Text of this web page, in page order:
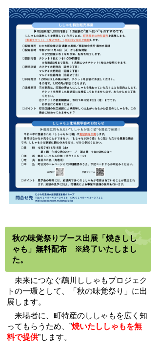
秋の味覚祭りブース出展「焼きしし
ゃも」無料配布 ※終了いたしまし
た。
未来につなぐ鵡川ししゃもプロジェク
トの一環として、「秋の味覚祭り」に出
展します。
来場者に、町特産のししゃもを広く知
ってもらうため、”焼いたししゃもを無
料で提供”します。